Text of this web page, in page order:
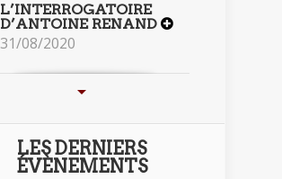
L’INTERROGATOIRE
D’ANTOINE RENAND
31/08/2020
LES DERNIERS
ÉVÈNEMENTS